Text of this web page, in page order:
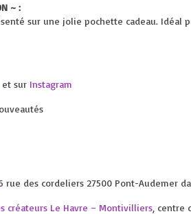
~ :
sur une jolie pochette cadeau. Idéal
et sur Instagram
6 rue des cordeliers 27500 Pont-Audemer
créateurs Le Havre – Montivilliers ,